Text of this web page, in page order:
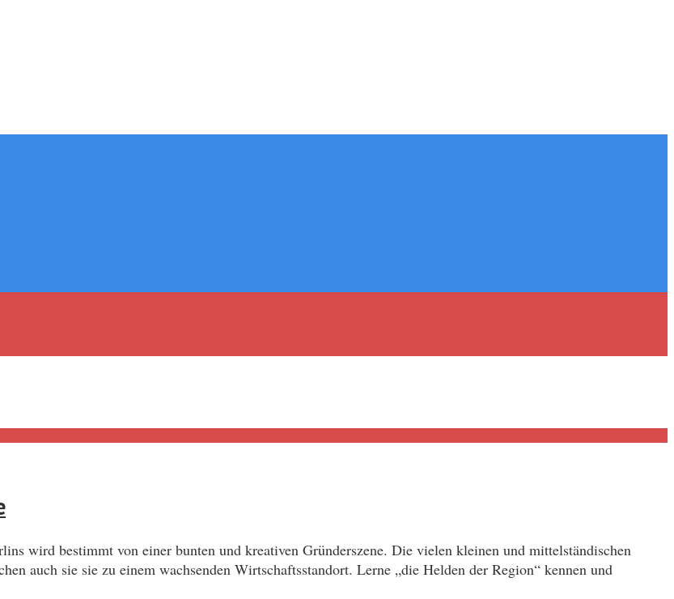
wird bestimmt von einer bunten und kreativen Gründerszene. Die vielen kleinen und mittelständischen
auch sie sie zu einem wachsenden Wirtschaftsstandort. Lerne „die Helden der Region“ kennen und